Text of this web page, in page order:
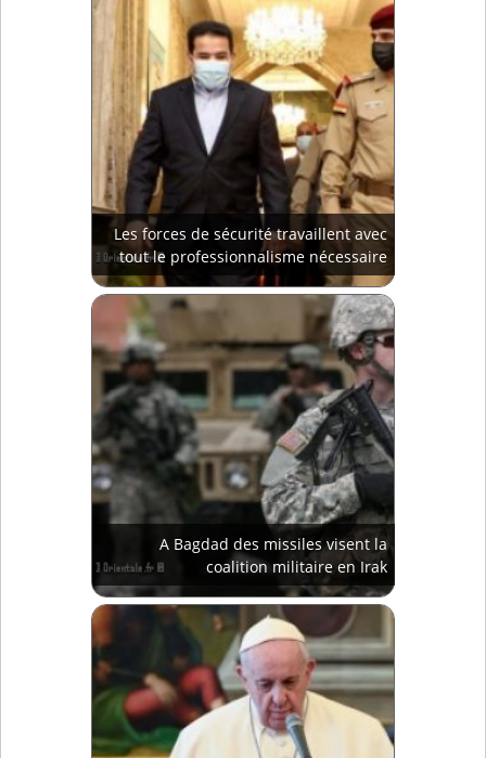
Les forces de sécurité travaillent avec
tout le professionnalisme nécessaire
A Bagdad des missiles visent la
coalition militaire en Irak